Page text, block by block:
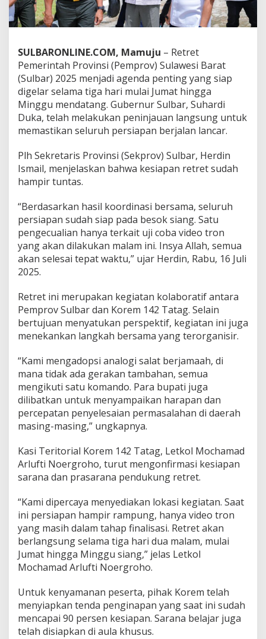
l
a
r
e
r
e
t
,
G
u
b
r
n
u
h
a
r
d
i
k
a
P
a
s
i
k
a
n
K
e
s
p
a
n
SULBARONLINE.COM, Mamuju – Retret
Pemerintah Provinsi (Pemprov) Sulawesi Barat
(Sulbar) 2025 menjadi agenda penting yang siap
digelar selama tiga hari mulai Jumat hingga
Minggu mendatang. Gubernur Sulbar, Suhardi
Duka, telah melakukan peninjauan langsung untuk
memastikan seluruh persiapan berjalan lancar.
Plh Sekretaris Provinsi (Sekprov) Sulbar, Herdin
Ismail, menjelaskan bahwa kesiapan retret sudah
hampir tuntas.
“Berdasarkan hasil koordinasi bersama, seluruh
persiapan sudah siap pada besok siang. Satu
pengecualian hanya terkait uji coba video tron
yang akan dilakukan malam ini. Insya Allah, semua
akan selesai tepat waktu,” ujar Herdin, Rabu, 16 Juli
2025.
Retret ini merupakan kegiatan kolaboratif antara
Pemprov Sulbar dan Korem 142 Tatag. Selain
bertujuan menyatukan perspektif, kegiatan ini juga
menekankan langkah bersama yang terorganisir.
“Kami mengadopsi analogi salat berjamaah, di
mana tidak ada gerakan tambahan, semua
mengikuti satu komando. Para bupati juga
dilibatkan untuk menyampaikan harapan dan
percepatan penyelesaian permasalahan di daerah
masing-masing,” ungkapnya.
Kasi Teritorial Korem 142 Tatag, Letkol Mochamad
Arlufti Noergroho, turut mengonfirmasi kesiapan
sarana dan prasarana pendukung retret.
“Kami dipercaya menyediakan lokasi kegiatan. Saat
ini persiapan hampir rampung, hanya video tron
yang masih dalam tahap finalisasi. Retret akan
berlangsung selama tiga hari dua malam, mulai
Jumat hingga Minggu siang,” jelas Letkol
Mochamad Arlufti Noergroho.
Untuk kenyamanan peserta, pihak Korem telah
menyiapkan tenda penginapan yang saat ini sudah
mencapai 90 persen kesiapan. Sarana belajar juga
telah disiapkan di aula khusus.